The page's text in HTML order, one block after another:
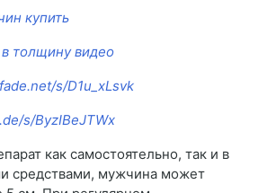
купить
толщину видео
s/D1u_xLsvk
s/ByzIBeJTWx
как самостоятельно, так и в
средствами, мужчина может